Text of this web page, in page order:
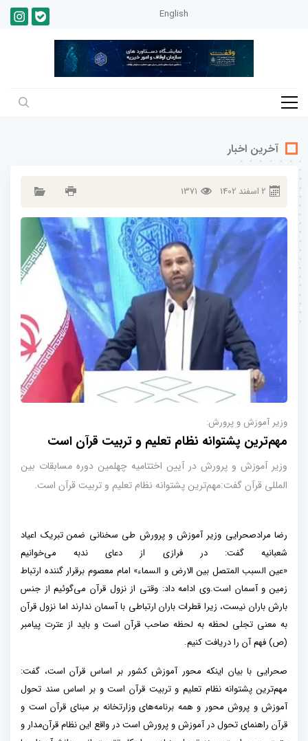
English
آخرین اخبار
2 اسفند 1402
1371
وزیر آموزش و پرورش:
مهم‌ترین پشتوانه نظام تعلیم و تربیت قرآن است
وزیر آموزش و پرورش در آیین اختتامیه چهلمین دوره مسابقات بین
المللی قرآن گفت:مهم‌ترین پشتوانه نظام تعلیم و تربیت قرآن است.
رضا مرادصحرایی وزیر آموزش و پرورش طی سخنانی ضمن تبریک اعیاد
شعبانیه گفت: در فرازی از دعای ندبه می‌خوانیم
«عین السبب المتصل بین الارض و السماء» امام معصوم برقرار گننده ارتباط
زمین و آسمان است.وی ادامه داد: وقتی از نزول قرآن می‌گوئیم از جنس
بارش باران نیست، زیرا قطرات باران ارتباطی با آسمان ندارند اما نزول قرآن
به معنی تجلی لحظه به لحظه صاحب قرآن است و باید از عترت پیامبر
(ص) فهم آن را دریافت کنیم.
صحرایی با بیان اینکه محور آموزش کشور بر اساس قرآن است، گفت:
مهم‌ترین پشتوانه نظام تعلیم و تربیت قرآن است و بر اساس سند تحول
آموزش و پروش محور و همه برنامه‌های وزارتخانه بر مبنای قرآن است و
قرآن راهنمای تحول در آموزش و پرورش است در واقع این نظام قرآن‌مدار و